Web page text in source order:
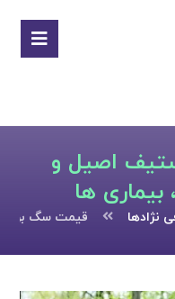
اصیل و
بیماری ها
نژادها قیمت سگ بول